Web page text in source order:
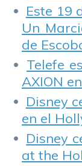
Este 19
Un
de
Telefe
AXION
Disney
en el
Disney
at the